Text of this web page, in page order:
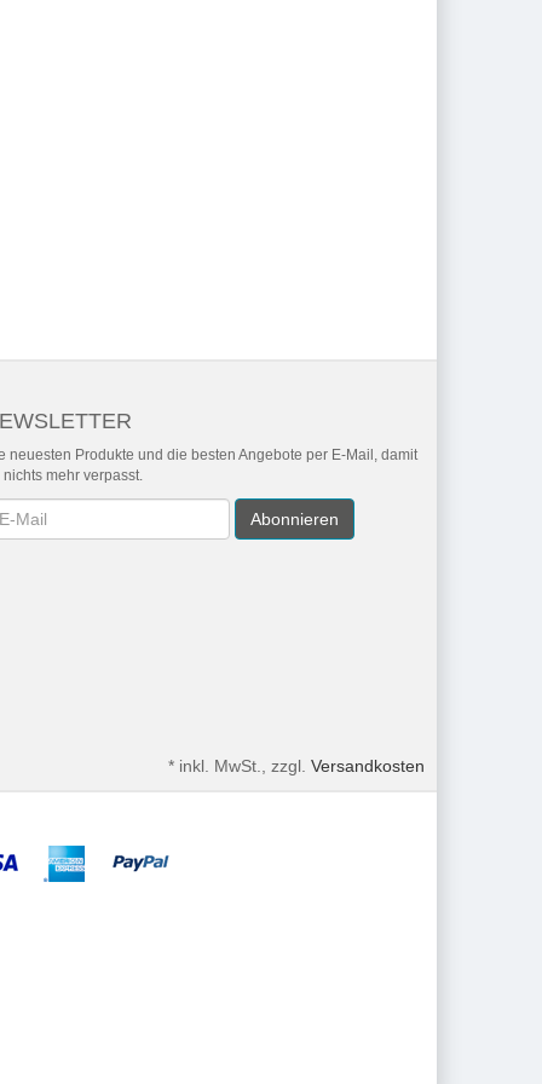
neuesten Produkte und die besten Angebote per E-Mail, damit
nichts mehr verpasst.
Abonnieren
* inkl. MwSt., zzgl. Versandkosten